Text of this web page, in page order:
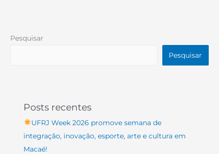
Pesquisar
Pesquisar
Posts recentes
UFRJ Week 2026 promove semana de
integração, inovação, esporte, arte e cultura em
Macaé!